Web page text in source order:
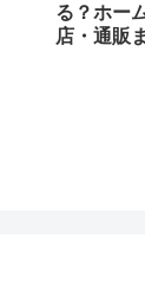
る？ホー
店・通販